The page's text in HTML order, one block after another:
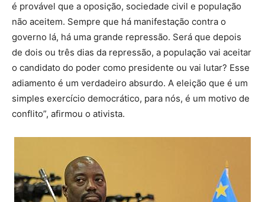
é provável que a oposição, sociedade civil e população
não aceitem. Sempre que há manifestação contra o
governo lá, há uma grande repressão. Será que depois
de dois ou três dias da repressão, a população vai aceitar
o candidato do poder como presidente ou vai lutar? Esse
adiamento é um verdadeiro absurdo. A eleição que é um
simples exercício democrático, para nós, é um motivo de
conflito”, afirmou o ativista.